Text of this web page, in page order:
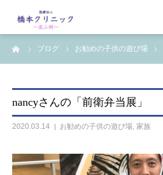
ブログ お勧めの子供の遊び場
nancyさんの「前衛弁当展」
2020.03.14 お勧めの子供の遊び場, 家族
受診案内
治療案内
【コラム】